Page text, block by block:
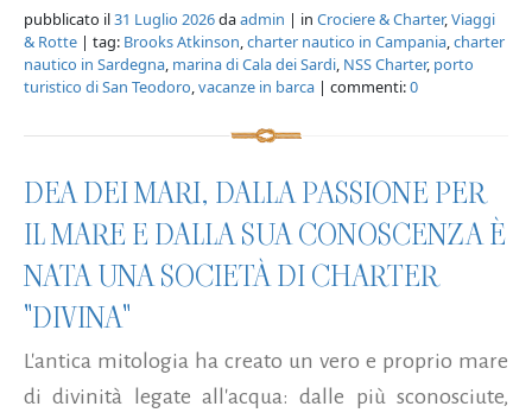
pubblicato il31 Luglio 2026daadmin | in Crociere & Charter,Viaggi
& Rotte | tag: Brooks Atkinson,charter nautico in Campania,charter
nautico in Sardegna, marina di Cala dei Sardi, NSS Charter, porto
turistico di San Teodoro,vacanze in barca | commenti:0
DEA DEI MARI, DALLA PASSIONE PER
IL MARE E DALLA SUA CONOSCENZA È
NATA UNA SOCIETÀ DI CHARTER
"DIVINA"
L'antica mitologia ha creato un vero e proprio mare
di divinità legate all'acqua: dalle più sconosciute,